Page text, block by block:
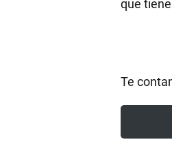
que
Te